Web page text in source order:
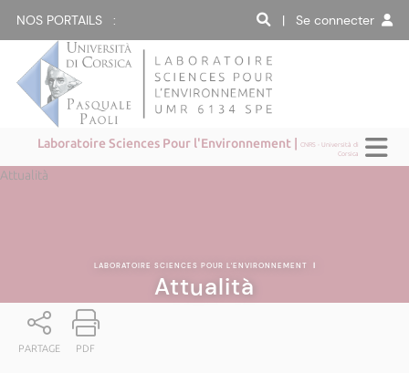
NOS PORTAILS : | Se connecter
Laboratoire Sciences Pour l'Environnement |CNRS - Università di
Corsica
Attualità
LABORATOIRE SCIENCES POUR L'ENVIRONNEMENT |
Attualità
PARTAGE PDF